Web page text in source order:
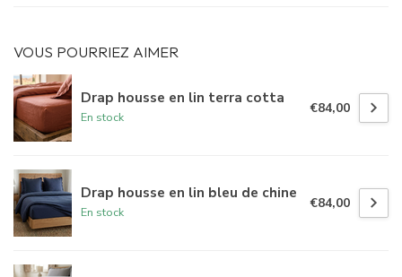
VOUS POURRIEZ AIMER
Drap housse en lin terra cotta
En stock
€84,00
Drap housse en lin bleu de chine
En stock
€84,00